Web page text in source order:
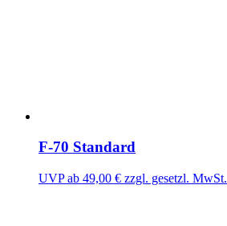
F-70 Standard
UVP ab 49,00 € zzgl. gesetzl. MwSt.